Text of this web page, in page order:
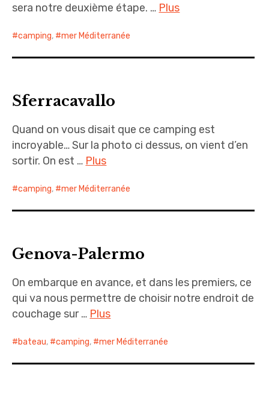
sera notre deuxième étape. … Plus
camping, mer Méditerranée
Sferracavallo
Quand on vous disait que ce camping est
incroyable… Sur la photo ci dessus, on vient d’en
sortir. On est … Plus
camping, mer Méditerranée
Genova-Palermo
On embarque en avance, et dans les premiers, ce
qui va nous permettre de choisir notre endroit de
couchage sur … Plus
bateau, camping, mer Méditerranée